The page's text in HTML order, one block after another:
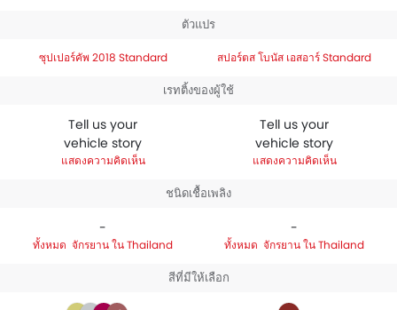
ตัวแปร
ซุปเปอร์คัพ 2018 Standard สปอร์ตส โบนัส เอสอาร์ Standard
เรทติ้งของผู้ใช้
Tell us your
vehicle story
แสดงความคิดเห็น
Tell us your
vehicle story
แสดงความคิดเห็น
ชนิดเชื้อเพลิง
-
จักรยาน ใน Thailand
-
จักรยาน ใน Thailand
สีที่มีให้เลือก